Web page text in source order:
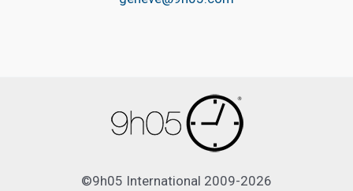
©9h05 International 2009-2026